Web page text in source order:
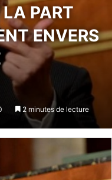
PART
ENVERS
2 minutes de lecture